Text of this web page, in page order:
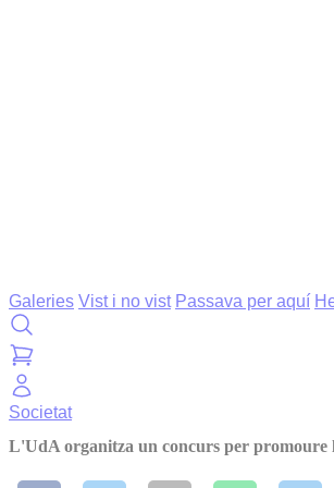
Galeries Vist i no vist Passava per aquí
Societat
L'UdA organitza un concurs per promoure